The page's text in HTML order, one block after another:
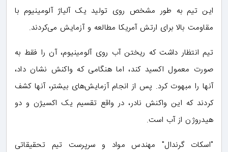
این تیم به طور مشخص روی تولید یک آلیاژ آلومینیوم با
مقاومت بالا برای ارتش آمریکا مطالعه و آزمایش می‌کردند.
تیم انتظار داشت که ریختن آب روی آلومینیوم، آن را فقط به
صورت معمول اکسید کند، اما هنگامی که واکنش نشان داد،
آنها را مبهوت کرد. پس از انجام آزمایش‌های بیشتر، آنها کشف
کردند که این واکنش نادر، در واقع تقسیم یک اکسیژن و دو
هیدروژن از آب است.
"اسکات گرندال" مهندس مواد و سرپرست تیم تحقیقاتی